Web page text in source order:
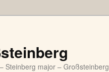
Steinberg major – Großsteinberg